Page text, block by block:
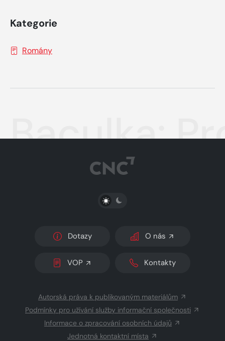
Kategorie
Romány
Baculka:
PŘEPNOUT SVĚTLÝ/TMAVÝ REŽIM
Dotazy O nás
VOP Kontakty
Autorská práva k publikovaným materiálům
Podmínky pro užívání služby informační společnosti
Informace o zpracování osobních údajů
Jednotná kontaktní místa